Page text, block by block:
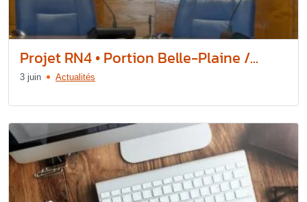
Projet RN4 • Portion Belle-Plaine /...
3 juin Actualités